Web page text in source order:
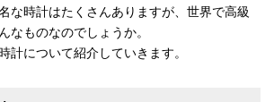
な時計はたくさんありますが、世界で高級
なものなのでしょうか。
計について紹介していきます。